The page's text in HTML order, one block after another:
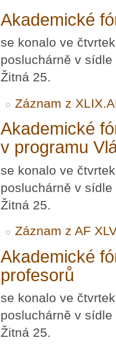
Akademické
se konalo ve
posluchárně v
Žitná 25.
Záznam z
Akademické
v programu
se konalo ve
posluchárně v
Žitná 25.
Záznam z AF
Akademické
profesorů
se konalo ve
posluchárně v
Žitná 25.